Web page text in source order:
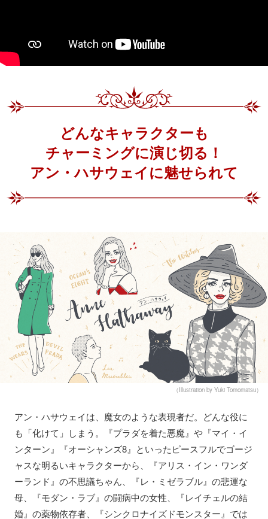
どんなキャラクターも
チャーミングに演じ切る！
アン・ハサウェイに魅せられて
（Illustration by Yuki Tomomatsu）
アン・ハサウェイは、魔女のような表現者だ。どんな役に
も「化けて」しまう。『プラダを着た悪魔』や『マイ・イ
ンターン』『オーシャンズ8』といったピースフルでゴージ
ャスな明るいキャラクターから、『アリス・イン・ワンダ
ーランド』の不思議ちゃん、『レ・ミゼラブル』の悲運な
母、『モダン・ラブ』の闘病中の女性、『レイチェルの結
婚』の薬物依存者、『シンクロナイズドモンスター』では